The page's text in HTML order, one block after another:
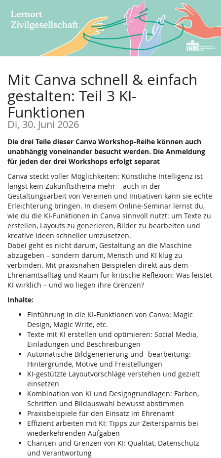
Zum
Haupt-
Inhalt
Mit Canva schnell & einfach
gestalten: Teil 3 KI-
Funktionen
Di, 30. Juni 2026
Die drei Teile dieser Canva Workshop-Reihe können auch
unabhängig voneinander besucht werden. Die Anmeldung
für jeden der drei Workshops erfolgt separat
Canva steckt voller Möglichkeiten: Künstliche Intelligenz ist
längst kein Zukunftsthema mehr – auch in der
Gestaltungsarbeit von Vereinen und Initiativen kann sie echte
Erleichterung bringen. In diesem Online-Seminar lernst du,
wie du die KI-Funktionen in Canva sinnvoll nutzt: um Texte zu
erstellen, Layouts zu generieren, Bilder zu bearbeiten und
kreative Ideen schneller umzusetzen.
Dabei geht es nicht darum, Gestaltung an die Maschine
abzugeben – sondern darum, Mensch und KI klug zu
verbinden. Mit praxisnahen Beispielen direkt aus dem
Ehrenamtsalltag und Raum für kritische Reflexion: Was leistet
KI wirklich – und wo liegen ihre Grenzen?
Inhalte:
Einführung in die KI-Funktionen von Canva: Magic
Design, Magic Write, etc.
Texte mit KI erstellen und optimieren: Social Media,
Einladungen und Beschreibungen
Automatische Bildgenerierung und -bearbeitung:
Hintergründe, Motive und Freistellungen
KI-gestützte Layoutvorschläge verstehen und gezielt
einsetzen
Kombination von KI und Designgrundlagen: Farben,
Schriften und Bildauswahl bewusst abstimmen
Praxisbeispiele für den Einsatz im Ehrenamt
Effizient arbeiten mit KI: Tipps zur Zeitersparnis bei
wiederkehrenden Aufgaben
Chancen und Grenzen von KI: Qualität, Datenschutz
und Verantwortung